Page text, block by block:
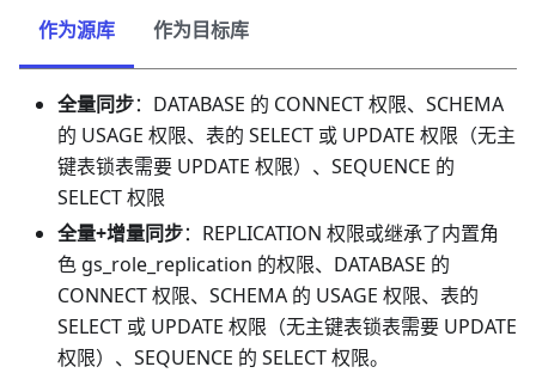
作为源库 作为目标库
全量同步：DATABASE 的 CONNECT 权限、SCHEMA
的 USAGE 权限、表的 SELECT 或 UPDATE 权限（无主
键表锁表需要 UPDATE 权限）、SEQUENCE 的
SELECT 权限
全量+增量同步：REPLICATION 权限或继承了内置角
色 gs_role_replication 的权限、DATABASE 的
CONNECT 权限、SCHEMA 的 USAGE 权限、表的
SELECT 或 UPDATE 权限（无主键表锁表需要 UPDATE
权限）、SEQUENCE 的 SELECT 权限。